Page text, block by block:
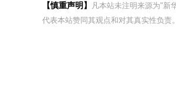
【慎重声明】
凡本站未注明来源为"新
代表本站赞同其观点和对其真实性负